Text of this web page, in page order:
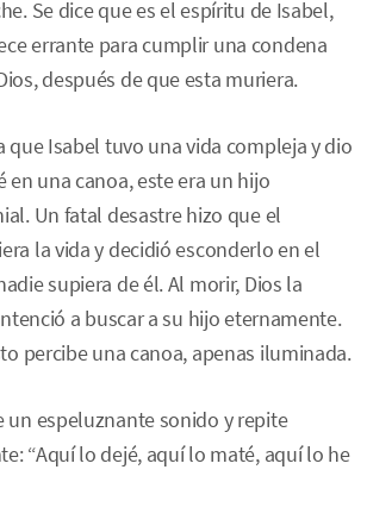
Se dice que es el espíritu de Isabel,
errante para cumplir una condena
después de que esta muriera.
que Isabel tuvo una vida compleja y dio
en una canoa, este era un hijo
Un fatal desastre hizo que el
la vida y decidió esconderlo en el
supiera de él. Al morir, Dios la
a buscar a su hijo eternamente.
percibe una canoa, apenas iluminada.
un espeluznante sonido y repite
“Aquí lo dejé, aquí lo maté, aquí lo he